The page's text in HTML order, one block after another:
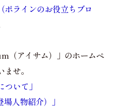
ポラインのお役立ちブロ
（アイサム）」のホームペ
せ。
ついて」
場人物紹介）」